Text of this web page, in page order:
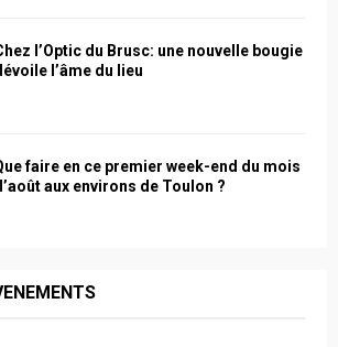
l’Optic du Brusc: une nouvelle bougie
l’âme du lieu
faire en ce premier week-end du mois
aux environs de Toulon ?